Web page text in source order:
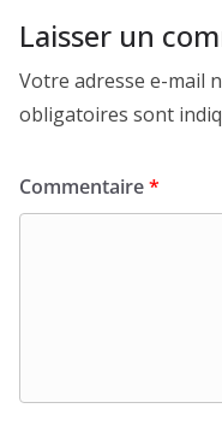
Laisser un
Votre adresse e-mail
obligatoires sont
Commentaire*